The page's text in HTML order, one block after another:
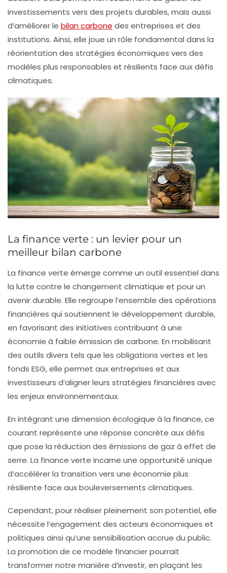
investissements vers des projets durables, mais aussi
d’améliorer le bilan carbone des entreprises et des
institutions. Ainsi, elle joue un rôle fondamental dans la
réorientation des stratégies économiques vers des
modèles plus responsables et résilients face aux défis
climatiques.
La finance verte : un levier pour un
meilleur bilan carbone
La finance verte émerge comme un outil essentiel dans
la lutte contre le changement climatique et pour un
avenir durable. Elle regroupe l’ensemble des opérations
financières qui soutiennent le développement durable,
en favorisant des initiatives contribuant à une
économie à faible émission de carbone. En mobilisant
des outils divers tels que les obligations vertes et les
fonds ESG, elle permet aux entreprises et aux
investisseurs d’aligner leurs stratégies financières avec
les enjeux environnementaux.
En intégrant une dimension écologique à la finance, ce
courant représente une réponse concrète aux défis
que pose la réduction des émissions de gaz à effet de
serre. La finance verte incarne une opportunité unique
d’accélérer la transition vers une économie plus
résiliente face aux bouleversements climatiques.
Cependant, pour réaliser pleinement son potentiel, elle
nécessite l’engagement des acteurs économiques et
politiques ainsi qu’une sensibilisation accrue du public.
La promotion de ce modèle financier pourrait
transformer notre manière d’investir, en plaçant les